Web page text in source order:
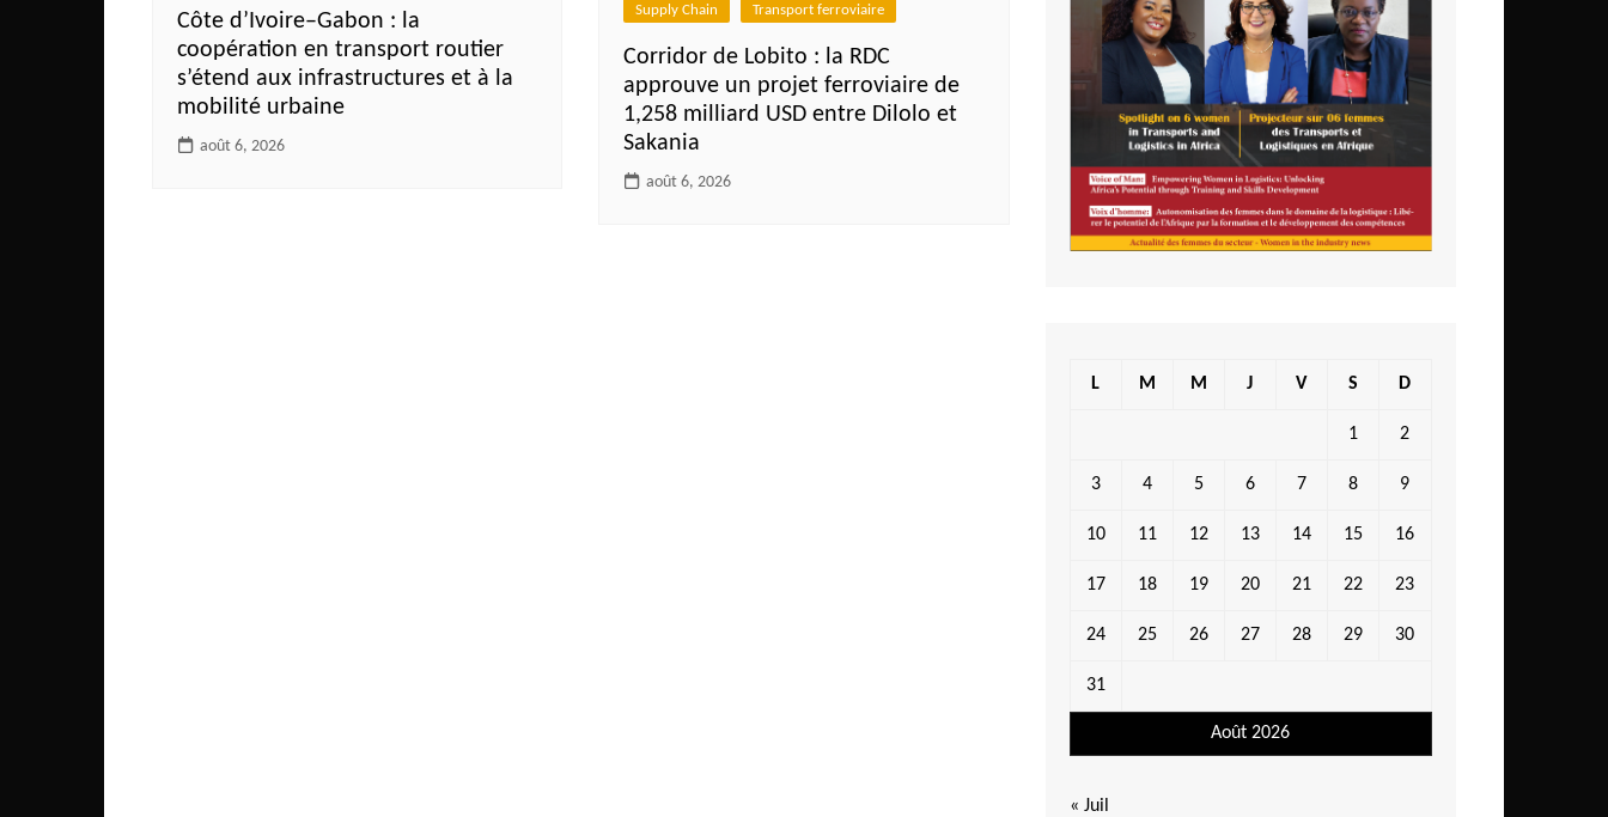
Côte d’Ivoire–Gabon : la
coopération en transport routier
s’étend aux infrastructures et à la
mobilité urbaine
août 6, 2026
Supply Chain Transport ferroviaire
Corridor de Lobito : la RDC
approuve un projet ferroviaire de
1,258 milliard USD entre Dilolo et
Sakania
août 6, 2026
Août 2026
L M M J V S D
1 2
3 4 5 6 7 8 9
10 11 12 13 14 15 16
17 18 19 20 21 22 23
24 25 26 27 28 29 30
31
« Juil